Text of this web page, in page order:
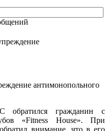
антимонопольного
обратился гражданин с
«Fitness House». При